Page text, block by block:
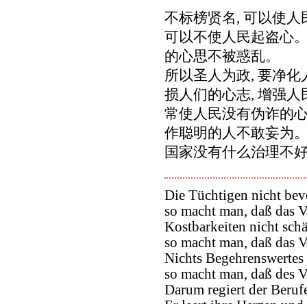
不标榜贤名, 可以使
可以不使人民起盗心
的心思不被惑乱。
所以圣人为政, 要净
损人们的心志, 增强人
常使人民没有伪诈的
作聪明的人不敢妄为
国家没有什么治理不
Die Tüchtigen nicht
so macht man, daß das
Kostbarkeiten nicht
so macht man, daß das
Nichts Begehrenswertes
so macht man, daß des
Darum regiert der